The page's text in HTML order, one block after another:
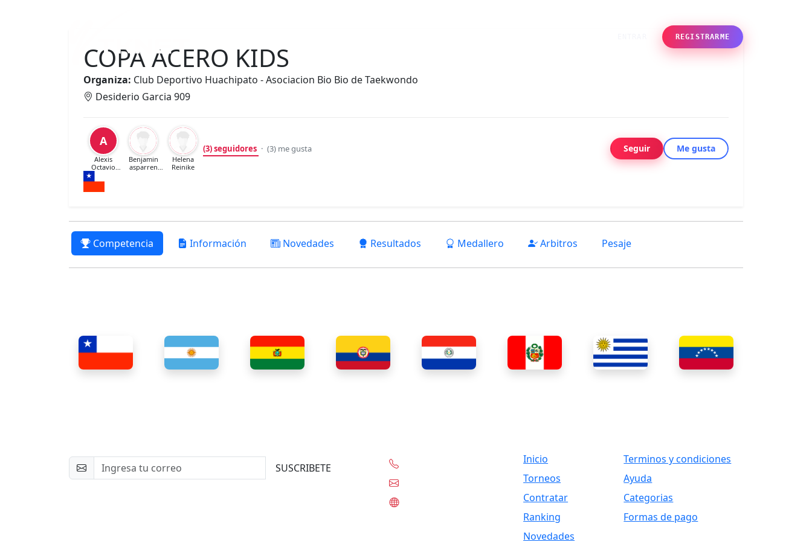
REGISTRARME
COPA ACERO KIDS
Organiza: Club Deportivo Huachipato - Asociacion Bio Bio de Taekwondo
Desiderio Garcia 909
A
Alexis
Octavio
Calderon
Badilla
Benjamin
asparren
Helena
Reinike
(3)seguidores · (3) me gusta Seguir Me gusta
Competencia Información Novedades Resultados Medallero Arbitros Pesaje
SUSCRIBETE
Inicio
Torneos
Contratar
Ranking
Novedades
Terminos y condiciones
Ayuda
Categorias
Formas de pago